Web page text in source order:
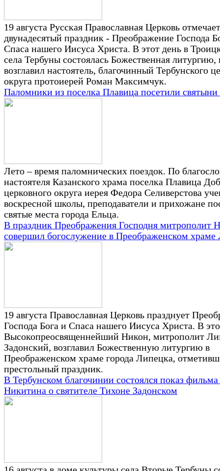
19 августа Русская Православная Церковь отмечает
двунадесятый праздник - Преображение Господа
Спаса нашего Иисуса Христа. В этот день в
села Тербуны состоялась Божественная
возглавил настоятель, благочинный Тербунского
округа протоиерей Роман Максимчук.
Паломники из поселка Плавица посетили святыни
Лето – время паломнических поездок. По
настоятеля Казанского храма поселка Плавица
церковного округа иерея Федора Селиверстова
воскресной школы, преподаватели и прихожане
святые места города Ельца.
В праздник Преображения Господня митрополит
совершил богослужение в Преображенском храме
19 августа Православная Церковь празднует
Господа Бога и Спаса нашего Иисуса Христа. В
Высокопреосвященнейший Никон, митрополит
Задонский, возглавил Божественную литургию в
Преображенском храме города Липецка,
престольный праздник.
В Тербунском благочинии состоялся показ
Никитина о святителе Тихоне Задонском